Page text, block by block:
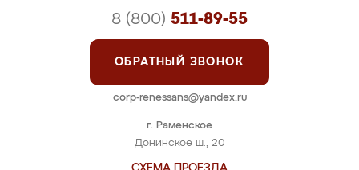
г. Раменское
Донинское ш., 20
8 (800) 511-89-55
ОБРАТНЫЙ ЗВОНОК
corp-renessans@yandex.ru